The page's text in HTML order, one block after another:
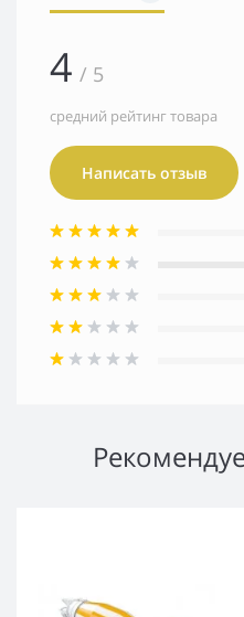
4 / 5
средний рейтинг товара
Написать отзыв